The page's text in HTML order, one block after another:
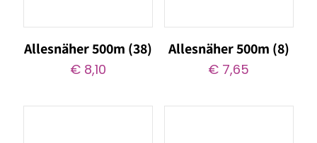
Allesnäher 500m (38)
€ 8,10
Allesnäher 500m (8)
€ 7,65